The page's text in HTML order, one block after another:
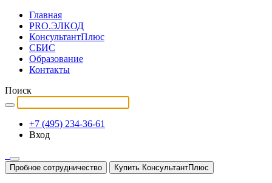
Главная
PRO.ЭЛКОД
КонсультантПлюс
СБИС
Образование
Контакты
Поиск
+7 (495) 234-36-61
Вход
Пробное сотрудничество Купить КонсультантПлюс